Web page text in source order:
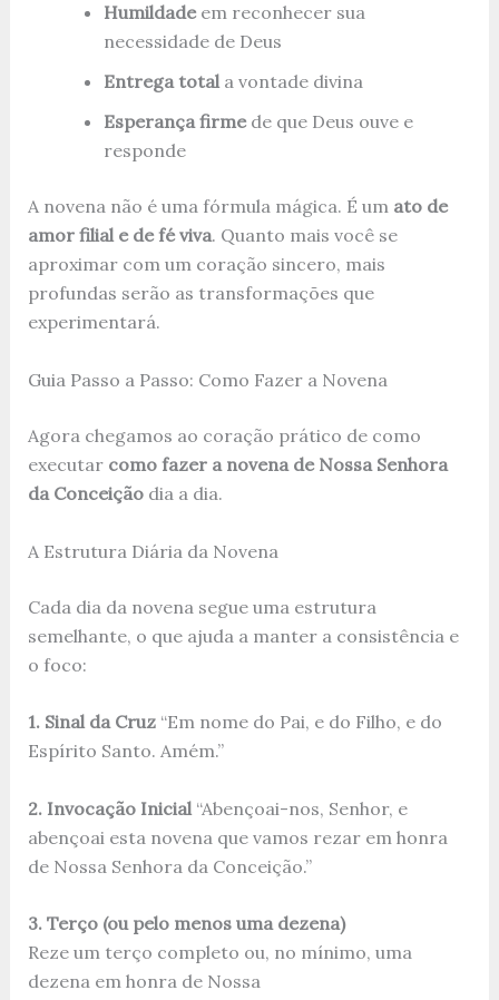
Humildadeem reconhecer sua
necessidade de Deus
Entrega totala vontade divina
Esperança firmede que Deus ouve e
responde
A novena não é uma fórmula mágica. É um ato de
amor filial e de fé viva. Quanto mais você se
aproximar com um coração sincero, mais
profundas serão as transformações que
experimentará.
Guia Passo a Passo: Como Fazer a Novena
Agora chegamos ao coração prático de como
executar como fazer a novena de Nossa Senhora
da Conceiçãodia a dia.
A Estrutura Diária da Novena
Cada dia da novena segue uma estrutura
semelhante, o que ajuda a manter a consistência e
o foco:
1. Sinal da Cruz“Em nome do Pai, e do Filho, e do
Espírito Santo. Amém.”
2. Invocação Inicial“Abençoai-nos, Senhor, e
abençoai esta novena que vamos rezar em honra
de Nossa Senhora da Conceição.”
3. Terço (ou pelo menos uma dezena)
Reze um terço completo ou, no mínimo, uma
dezena em honra de Nossa